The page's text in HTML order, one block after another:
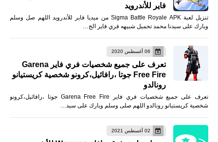
فاير للأندرويد
تنزيل لعبة Sigma Battle Royale APK من ميديا فاير للأندرويد اللهم صل وسلم
وبارك على سيدنا محمد تحميل شبيهه فري فاير الج…
06 أغسطس 2020
تعرف على جميع شخصيات فري فاير Garena
Free Fire جوتا ،رافائيل،كرونو شخصية كريستيانو
رونالدو
تعرف على جميع شخصيات فري فاير Garena Free Fire جوتا ،رافائيل،كرونو
شخصية كريستيانو رونالدو اللهم صلى وسلم وبارك على سيد…
02 أغسطس 2021